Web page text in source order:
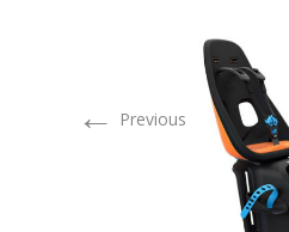
← Previous